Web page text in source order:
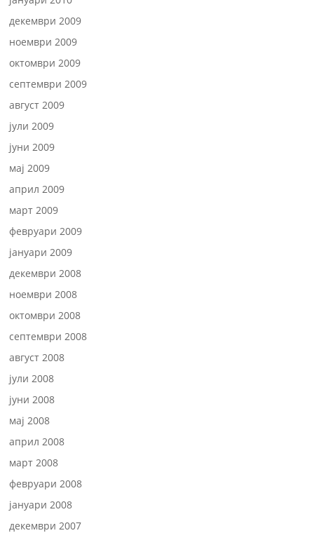
декември 2009
ноември 2009
октомври 2009
септември 2009
август 2009
јули 2009
јуни 2009
мај 2009
април 2009
март 2009
февруари 2009
јануари 2009
декември 2008
ноември 2008
октомври 2008
септември 2008
август 2008
јули 2008
јуни 2008
мај 2008
април 2008
март 2008
февруари 2008
јануари 2008
декември 2007